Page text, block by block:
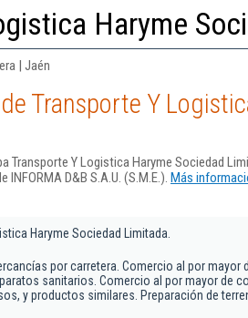
Haryme
| Jaén
Transporte Y
Transporte Y Logistica Haryme Sociedad
D&B S.A.U. (S.M.E.). Más
Haryme Sociedad Limitada.
por carretera. Comercio al por mayor
sanitarios. Comercio al por mayor de
y productos similares. Preparación de